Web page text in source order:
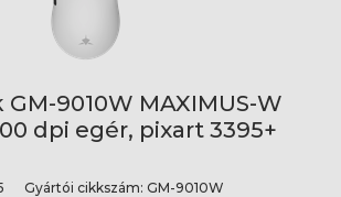
9010W MAXIMUS-W
dpi egér, pixart 3395+
Gyártói cikkszám: GM-9010W